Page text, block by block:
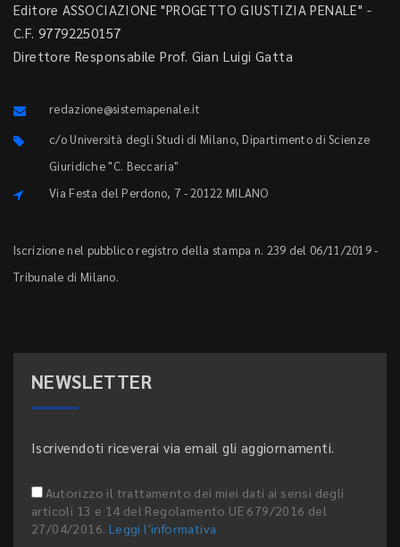
Editore ASSOCIAZIONE "PROGETTO GIUSTIZIA PENALE" -
C.F. 97792250157
Direttore Responsabile Prof. Gian Luigi Gatta
redazione@sistemapenale.it
c/o Università degli Studi di Milano, Dipartimento di Scienze
Giuridiche "C. Beccaria"
Via Festa del Perdono, 7 - 20122 MILANO
Iscrizione nel pubblico registro della stampa n. 239 del 06/11/2019 -
Tribunale di Milano.
NEWSLETTER
Iscrivendoti riceverai via email gli aggiornamenti.
Autorizzo il trattamento dei miei dati ai sensi degli
articoli 13 e 14 del Regolamento UE 679/2016 del
27/04/2016. Leggi l'informativa